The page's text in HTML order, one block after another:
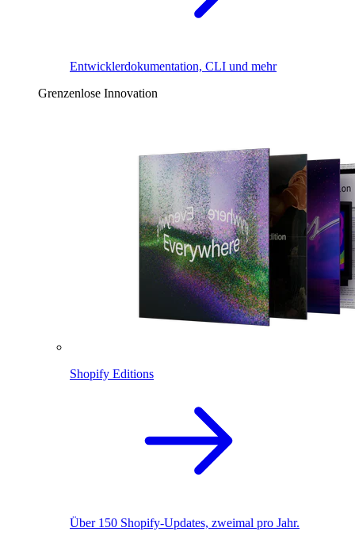
Entwicklerdokumentation, CLI und mehr
Grenzenlose Innovation
Shopify Editions
Über 150 Shopify-Updates, zweimal pro Jahr.